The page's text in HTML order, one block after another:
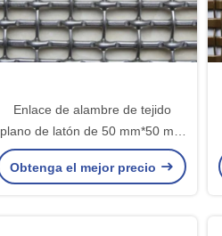
Enlace de alambre de tejido
plano de latón de 50 mm*50 mm
para decoración
Obtenga el mejor precio